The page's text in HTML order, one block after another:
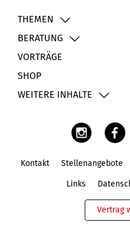
THEMEN
BERATUNG
VORTRÄGE
SHOP
WEITERE INHALTE
Kontakt Stellenangebote
Links
Vertrag